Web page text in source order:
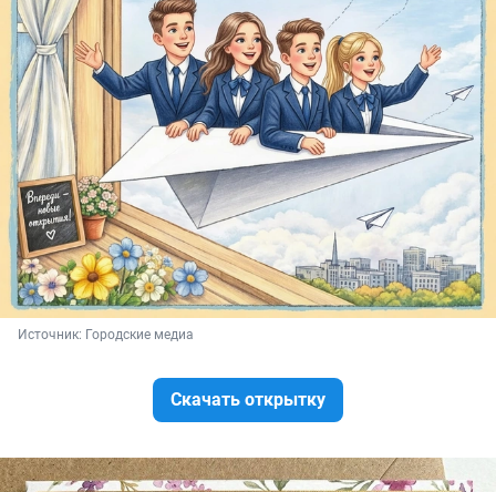
Источник: Городские медиа
Скачать открытку